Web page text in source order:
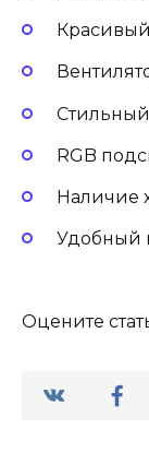
Красивый
Стильный
RGB
Наличие
Удобный
Оцените